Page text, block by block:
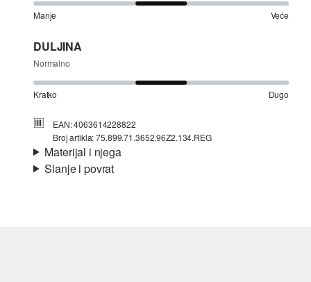
Manje Veće
DULJINA
Normalno
Kratko Dugo
EAN: 4063614228822
Broj artikla: 75.899.71.3652.96Z2.134.REG
Materijal i njega
Slanje i povrat